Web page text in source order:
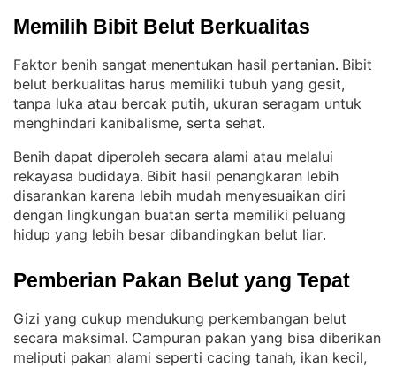
Memilih Bibit Belut Berkualitas
Faktor benih sangat menentukan hasil pertanian. Bibit
belut berkualitas harus memiliki tubuh yang gesit,
tanpa luka atau bercak putih, ukuran seragam untuk
menghindari kanibalisme, serta sehat.
Benih dapat diperoleh secara alami atau melalui
rekayasa budidaya. Bibit hasil penangkaran lebih
disarankan karena lebih mudah menyesuaikan diri
dengan lingkungan buatan serta memiliki peluang
hidup yang lebih besar dibandingkan belut liar.
Pemberian Pakan Belut yang Tepat
Gizi yang cukup mendukung perkembangan belut
secara maksimal. Campuran pakan yang bisa diberikan
meliputi pakan alami seperti cacing tanah, ikan kecil,